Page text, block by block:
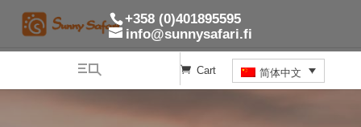
+358 (0)401895595
info@sunnysafari.fi
简体中文
Cart